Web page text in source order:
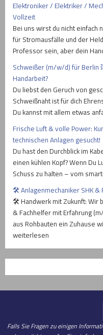
Elektroniker / Elektriker /
Vollzeit
Bei uns wirst du nicht einfach
für Stromausfälle und der
Professor sein, aber dein
Schweißer (m/w/d) für Berlin
Handarbeit?
Du liebst den Geruch von
Schweißnaht ist für dich
Du kannst mit allem etwas
Frische Luft & volle Power:
technischen Anlagen gesucht!
Du hast den Durchblick im
einen kühlen Kopf? Wenn Du
Schuss zu halten – vom
🛠️ Anlagenmechaniker SHK
🛠️ Handwerk mit Zukunft: Wir
& Fachhelfer mit Erfahrung
aus Rohbauten ein Zuhause
weiterlesen
Falls Sie Fragen zu einigen